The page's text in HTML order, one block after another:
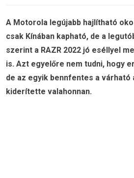
A Motorola legújabb hajlítható
csak Kínában kapható, de a
szerint a RAZR 2022 jó eséllyel
is. Azt egyelőre nem tudni, hogy
de az egyik bennfentes a várható
kiderítette valahonnan.